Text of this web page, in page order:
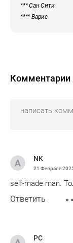
*** Сан Сити
**** Варис
Комментарии
NK
21 Февраля
self-made man.
Ответить
РС